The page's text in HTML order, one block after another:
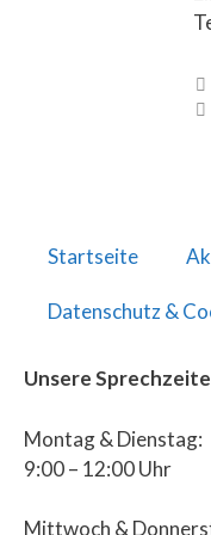
Startseite
Datenschutz &
Unsere
Montag & Dienstag:
9:00 – 12:00 Uhr
Mittwoch &